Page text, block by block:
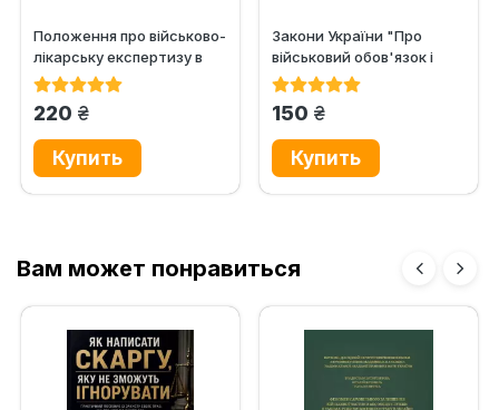
Положення про військово-
лікарську експертизу в
Збройних Силах України....
220 грн.
Закони України "Про
військовий обов'язок і
військову службу",...
150 грн.
Вам может понравиться